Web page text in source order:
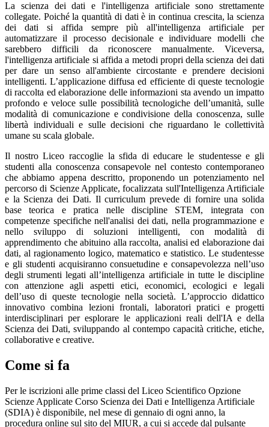
La scienza dei dati e l'intelligenza artificiale sono strettamente
collegate. Poiché la quantità di dati è in continua crescita, la scienza
dei dati si affida sempre più all'intelligenza artificiale per
automatizzare il processo decisionale e individuare modelli che
sarebbero difficili da riconoscere manualmente. Viceversa,
l'intelligenza artificiale si affida a metodi propri della scienza dei dati
per dare un senso all'ambiente circostante e prendere decisioni
intelligenti. L’applicazione diffusa ed efficiente di queste tecnologie
di raccolta ed elaborazione delle informazioni sta avendo un impatto
profondo e veloce sulle possibilità tecnologiche dell’umanità, sulle
modalità di comunicazione e condivisione della conoscenza, sulle
libertà individuali e sulle decisioni che riguardano le collettività
umane su scala globale.
Il nostro Liceo raccoglie la sfida di educare le studentesse e gli
studenti alla conoscenza consapevole nel contesto contemporaneo
che abbiamo appena descritto, proponendo un potenziamento nel
percorso di Scienze Applicate, focalizzata sull'Intelligenza Artificiale
e la Scienza dei Dati. Il curriculum prevede di fornire una solida
base teorica e pratica nelle discipline STEM, integrata con
competenze specifiche nell'analisi dei dati, nella programmazione e
nello sviluppo di soluzioni intelligenti, con modalità di
apprendimento che abituino alla raccolta, analisi ed elaborazione dai
dati, al ragionamento logico, matematico e statistico. Le studentesse
e gli studenti acquisiranno consuetudine e consapevolezza nell’uso
degli strumenti legati all’intelligenza artificiale in tutte le discipline
con attenzione agli aspetti etici, economici, ecologici e legali
dell’uso di queste tecnologie nella società. L’approccio didattico
innovativo combina lezioni frontali, laboratori pratici e progetti
interdisciplinari per esplorare le applicazioni reali dell'IA e della
Scienza dei Dati, sviluppando al contempo capacità critiche, etiche,
collaborative e creative.
Come si fa
Per le iscrizioni alle prime classi del Liceo Scientifico Opzione
Scienze Applicate Corso Scienza dei Dati e Intelligenza Artificiale
(SDIA) è disponibile, nel mese di gennaio di ogni anno, la
procedura online sul sito del MIUR, a cui si accede dal pulsante